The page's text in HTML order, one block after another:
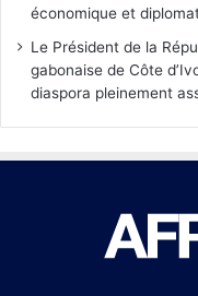
économique et
Le Président de la
gabonaise de Côte
diaspora pleinement